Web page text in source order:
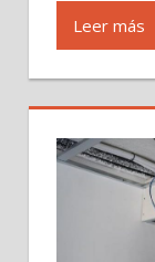
Leer más